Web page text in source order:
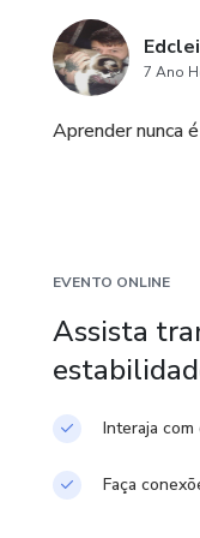
7 Ano
Aprender nunca
EVENTO ONLINE
Assista
Interaja
Faça